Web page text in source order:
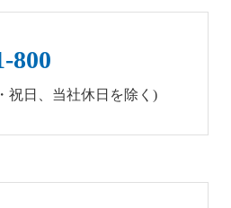
800
祝日、当社休日を除く)